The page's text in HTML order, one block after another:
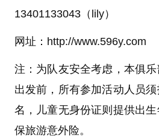
13401133043（lily）
网址： http://www.596y.com
注：为队友安全考虑，本俱乐
出发前，所有参加活动人员
名，儿童无身份证则提供出
保旅游意外险。